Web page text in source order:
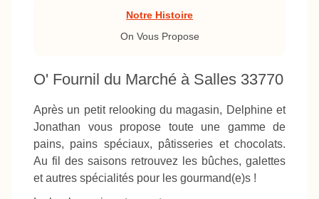
Notre Histoire
On Vous Propose
O' Fournil du Marché à Salles 33770
Après un petit relooking du magasin, Delphine et
Jonathan vous propose toute une gamme de
pains, pains spéciaux, pâtisseries et chocolats.
Au fil des saisons retrouvez les bûches, galettes
et autres spécialités pour les gourmand(e)s !